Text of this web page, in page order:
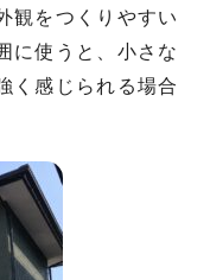
観をつくりやすい
に使うと、小さな
く感じられる場合